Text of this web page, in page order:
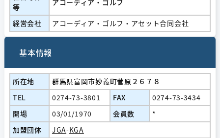
等
経営会社 アコーディア・ゴルフ・アセット合同会社
基本情報
所在地
群馬県富岡市妙義町菅原２６７８
TEL
0274-73-3801 FAX
0274-73-3434
開場
03/01/1970 会員数
*
加盟団体
JGA-KGA